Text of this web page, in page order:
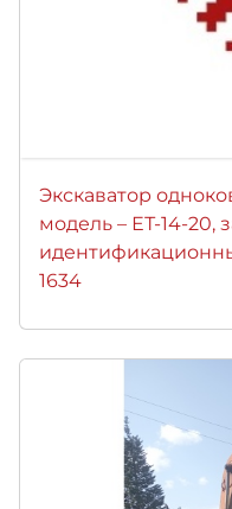
Экскаватор
модель – ЕТ-14-20,
1634